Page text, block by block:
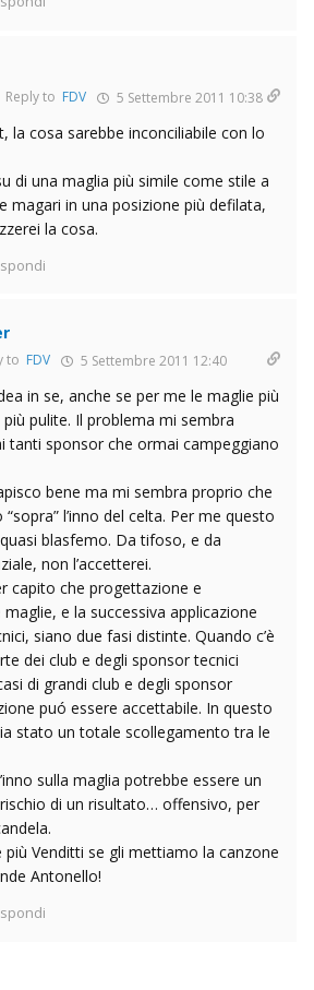
Reply to FDV 5 Settembre 2011 10:38
la cosa sarebbe inconciliabile con lo
di una maglia più simile come stile a
magari in una posizione più defilata,
la cosa.
to FDV 5 Settembre 2011 12:40
in se, anche se per me le maglie più
pulite. Il problema mi sembra
tanti sponsor che ormai campeggiano
bene ma mi sembra proprio che
l’inno del celta. Per me questo
blasfemo. Da tifoso, e da
non l’accetterei.
capito che progettazione e
e la successiva applicazione
siano due fasi distinte. Quando c’è
dei club e degli sponsor tecnici
di grandi club e degli sponsor
puó essere accettabile. In questo
stato un totale scollegamento tra le
sulla maglia potrebbe essere un
di un risultato… offensivo, per
più Venditti se gli mettiamo la canzone
Antonello!